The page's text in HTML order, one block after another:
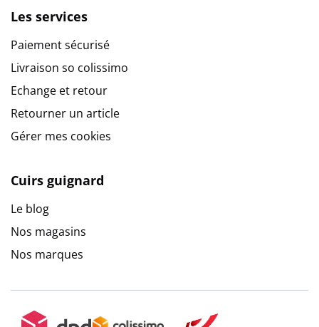
Les services
Paiement sécurisé
Livraison so colissimo
Echange et retour
Retourner un article
Gérer mes cookies
Cuirs guignard
Le blog
Nos magasins
Nos marques